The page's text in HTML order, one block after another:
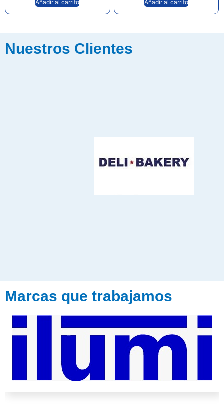
Añadir al carrito Añadir al carrito
Nuestros Clientes
Marcas que trabajamos